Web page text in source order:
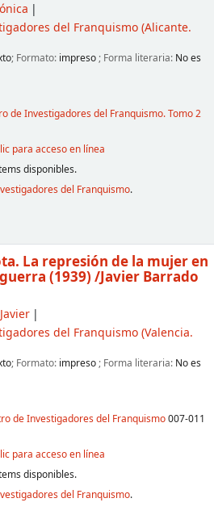
del Franquismo(Alicante.
; Formato: impreso ; Forma literaria: No es
de Investigadores del Franquismo. Tomo 2
para acceso en línea
disponibles.
del Franquismo.
La represión de la mujer en
(1939) /Javier Barrado
del Franquismo(Valencia.
; Formato: impreso ; Forma literaria: No es
de Investigadores del Franquismo007-011
para acceso en línea
disponibles.
del Franquismo.